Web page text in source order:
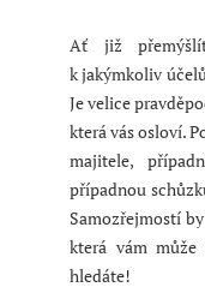
Ať již
k jakýmkoliv
Je velice
která vás osloví.
majitele,
případnou
Samozřejmostí
která vám
hledáte!